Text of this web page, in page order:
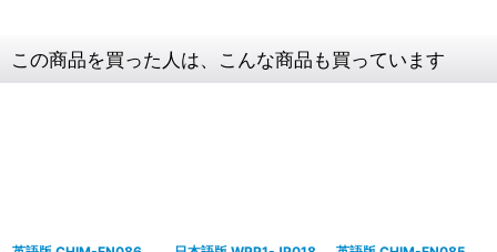
この商品を買った人は、こんな商品も買っています